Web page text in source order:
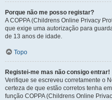
Porque não me posso registar?
A COPPA (Childrens Online Privacy
que exige uma autorização para
de 13 anos de idade.
Topo
Registei-me mas não consigo entrar!
Verifique se escreveu corretamente o
certeza de que estão corretos tenha
função COPPA (Childrens Online